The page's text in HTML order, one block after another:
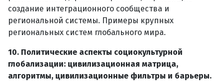
создание интеграционного сообщества и
региональной системы. Примеры крупных
региональных систем глобального мира.
10. Политические аспекты социокультурной
глобализации: цивилизационная матрица,
алгоритмы, цивилизационные фильтры и барьеры.